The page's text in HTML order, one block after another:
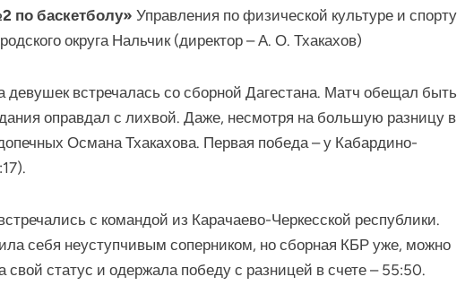
по баскетболу» Управления по физической культуре и спорту
округа Нальчик (директор – А. О. Тхакахов)
девушек встречалась со сборной Дагестана. Матч обещал быть
оправдал с лихвой. Даже, несмотря на большую разницу в
Османа Тхакахова. Первая победа – у Кабардино-
с командой из Карачаево-Черкесской республики.
себя неуступчивым соперником, но сборная КБР уже, можно
свой статус и одержала победу с разницей в счете – 55:50.